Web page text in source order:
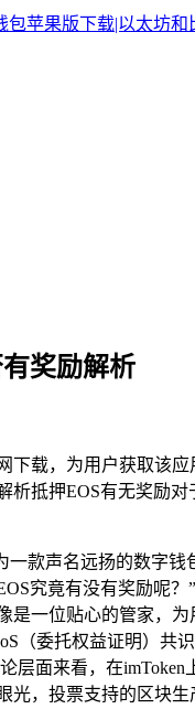
奖励解析
下载，为用户获取该
析抵押EOS有无奖励
款声名远扬的数字
究竟有没有奖励呢
是一位贴心的管家，
（委托权益证明）
层面来看，在
，投票支持的区块